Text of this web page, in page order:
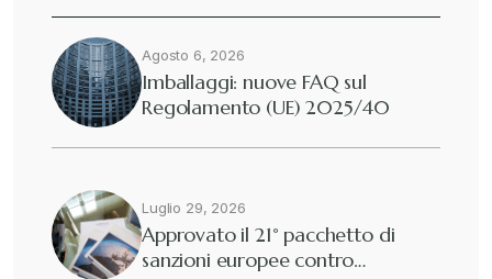
Diritto tributario internazionale
Dogane
Agosto 6, 2026
Imballaggi: nuove FAQ sul
Regolamento (UE) 2025/40
Luglio 29, 2026
Approvato il 21° pacchetto di
sanzioni europee contro…